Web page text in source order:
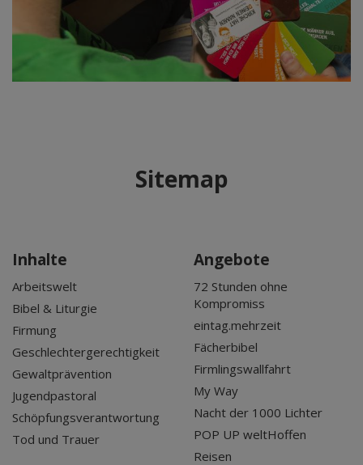
Sitemap
Inhalte
Arbeitswelt
Bibel & Liturgie
Firmung
Geschlechtergerechtigkeit
Gewaltprävention
Jugendpastoral
Schöpfungsverantwortung
Tod und Trauer
Angebote
72 Stunden ohne
Kompromiss
eintag.mehrzeit
Fächerbibel
Firmlingswallfahrt
My Way
Nacht der 1000 Lichter
POP UP weltHoffen
Reisen